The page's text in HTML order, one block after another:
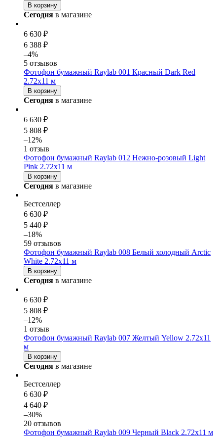
В корзину
Сегодня в магазине
6 630 ₽
6 388 ₽
–4%
5 отзывов
Фотофон бумажный Raylab 001 Красный Dark Red
2.72x11 м
В корзину
Сегодня в магазине
6 630 ₽
5 808 ₽
–12%
1 отзыв
Фотофон бумажный Raylab 012 Нежно-розовый Light
Pink 2.72x11 м
В корзину
Сегодня в магазине
Бестселлер
6 630 ₽
5 440 ₽
–18%
59 отзывов
Фотофон бумажный Raylab 008 Белый холодный Arctic
White 2.72x11 м
В корзину
Сегодня в магазине
6 630 ₽
5 808 ₽
–12%
1 отзыв
Фотофон бумажный Raylab 007 Желтый Yellow 2.72x11
м
В корзину
Сегодня в магазине
Бестселлер
6 630 ₽
4 640 ₽
–30%
20 отзывов
Фотофон бумажный Raylab 009 Черный Black 2.72x11 м